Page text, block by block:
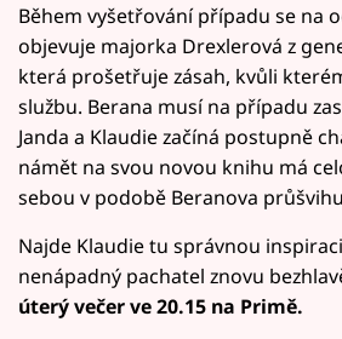
Během vyšetřování případu se na
objevuje majorka Drexlerová z
která prošetřuje zásah, kvůli
službu. Berana musí na případu
Janda a Klaudie začíná postupně
námět na svou novou knihu má
sebou v podobě Beranova
Najde Klaudie tu správnou
nenápadný pachatel znovu
úterý večer ve 20.15 na Primě.